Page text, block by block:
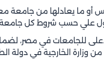
أو ما يعادلها من جامعة
علي حسب شروط كل
للجامعات في مصر،
وزارة الخارجية في دولة